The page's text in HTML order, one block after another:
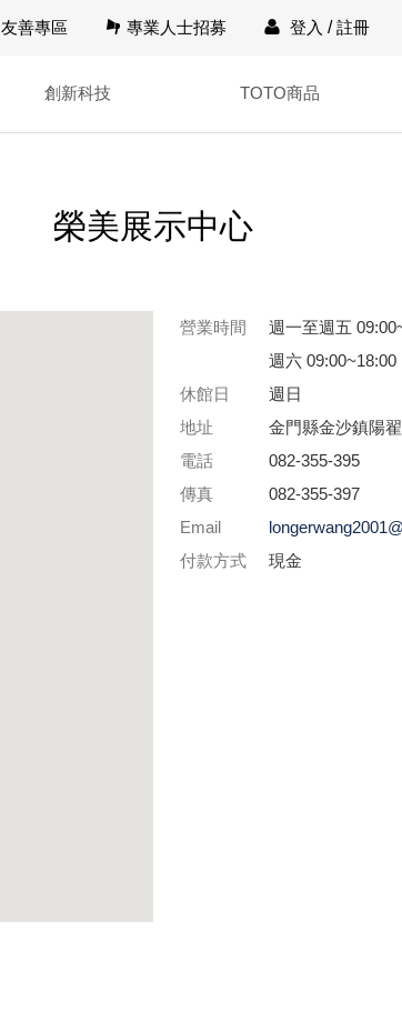
友善專區 專業人士招募 登入 /註冊
創新科技 TOTO商品
榮美展示中心
營業時間
週一至週五
週六 09:00~18:00
休館日
週日
地址
金門縣金沙鎮陽
電話
082-355-395
傳真
082-355-397
Email
付款方式
現金